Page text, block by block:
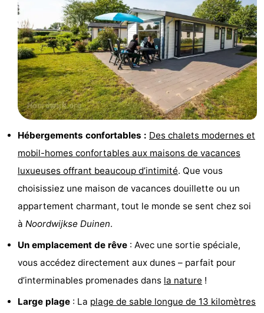
Points
de
vue
Attractions
Croisières
Terrains
Aires
jeux
Experiences
être
Villages
villes
Sports
-
Piscines
Faire
-
Hébergements confortables : Des chalets modernes et
mobil-homes confortables aux maisons de vacances
luxueuses offrant beaucoup d’intimité. Que vous
choisissiez une maison de vacances douillette ou un
appartement charmant, tout le monde se sent chez soi
à Noordwijkse Duinen.
Un emplacement de rêve : Avec une sortie spéciale,
vous accédez directement aux dunes – parfait pour
d’interminables promenades dans la nature !
Large plage : La plage de sable longue de 13 kilomètres